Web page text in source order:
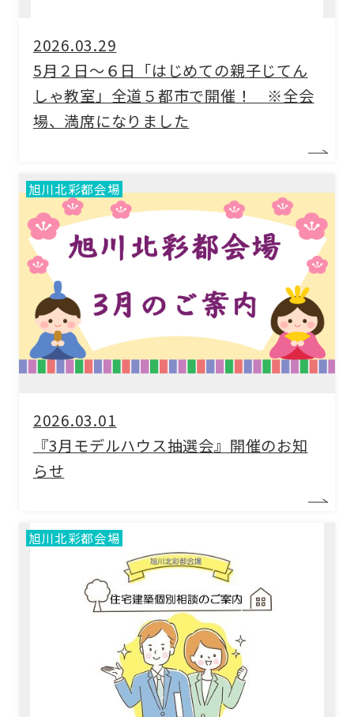
住宅メーカーから探す
2026.03.29
5月２日～６日「はじめての親子じてん
しゃ教室」全道５都市で開催！ ※全会
場、満席になりました
旭川北彩都会場
2026.03.01
『3月モデルハウス抽選会』開催のお知
らせ
旭川北彩都会場